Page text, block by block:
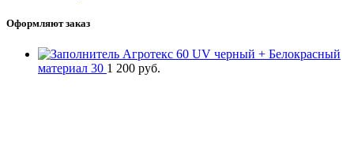
Оформляют заказ
Агротекс 60 UV черный + Белокрасный
материал 30 1 200 руб.